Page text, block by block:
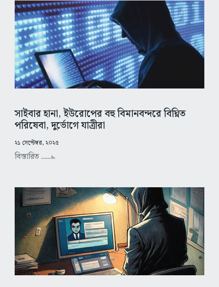
সাইবার হানা, ইউরোপের বহু বিমানবন্দরে বিঘ্নিত
পরিষেবা, দুর্ভোগে যাত্রীরা
২১ সেপ্টেম্বর, ২০২৫
বিস্তারিত